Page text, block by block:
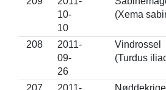
10-
10
(Xema
208
2011-
09-
26
Vindrossel
(Turdus
207
2011-
Nøddekrige